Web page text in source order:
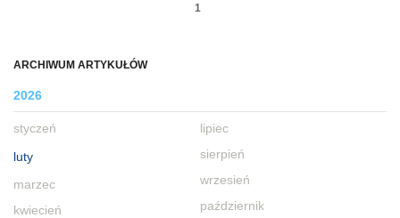
ARCHIWUM ARTYKUŁÓW
2026
styczeń
luty
marzec
kwiecień
lipiec
sierpień
wrzesień
październik
1